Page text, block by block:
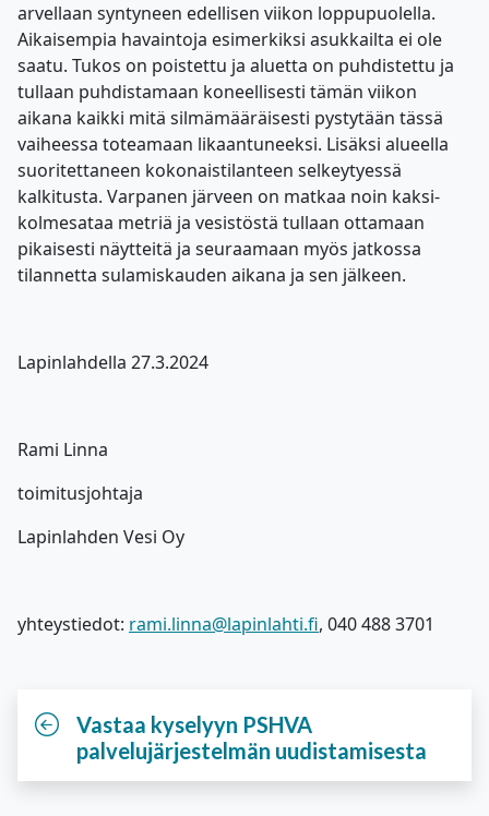
arvellaan syntyneen edellisen viikon loppupuolella.
Aikaisempia havaintoja esimerkiksi asukkailta ei ole
saatu. Tukos on poistettu ja aluetta on puhdistettu ja
tullaan puhdistamaan koneellisesti tämän viikon
aikana kaikki mitä silmämääräisesti pystytään tässä
vaiheessa toteamaan likaantuneeksi. Lisäksi alueella
suoritettaneen kokonaistilanteen selkeytyessä
kalkitusta. Varpanen järveen on matkaa noin kaksi-
kolmesataa metriä ja vesistöstä tullaan ottamaan
pikaisesti näytteitä ja seuraamaan myös jatkossa
tilannetta sulamiskauden aikana ja sen jälkeen.
Lapinlahdella 27.3.2024
Rami Linna
toimitusjohtaja
Lapinlahden Vesi Oy
yhteystiedot: rami.linna@lapinlahti.fi, 040 488 3701
Vastaa kyselyyn PSHVA
palvelujärjestelmän uudistamisesta